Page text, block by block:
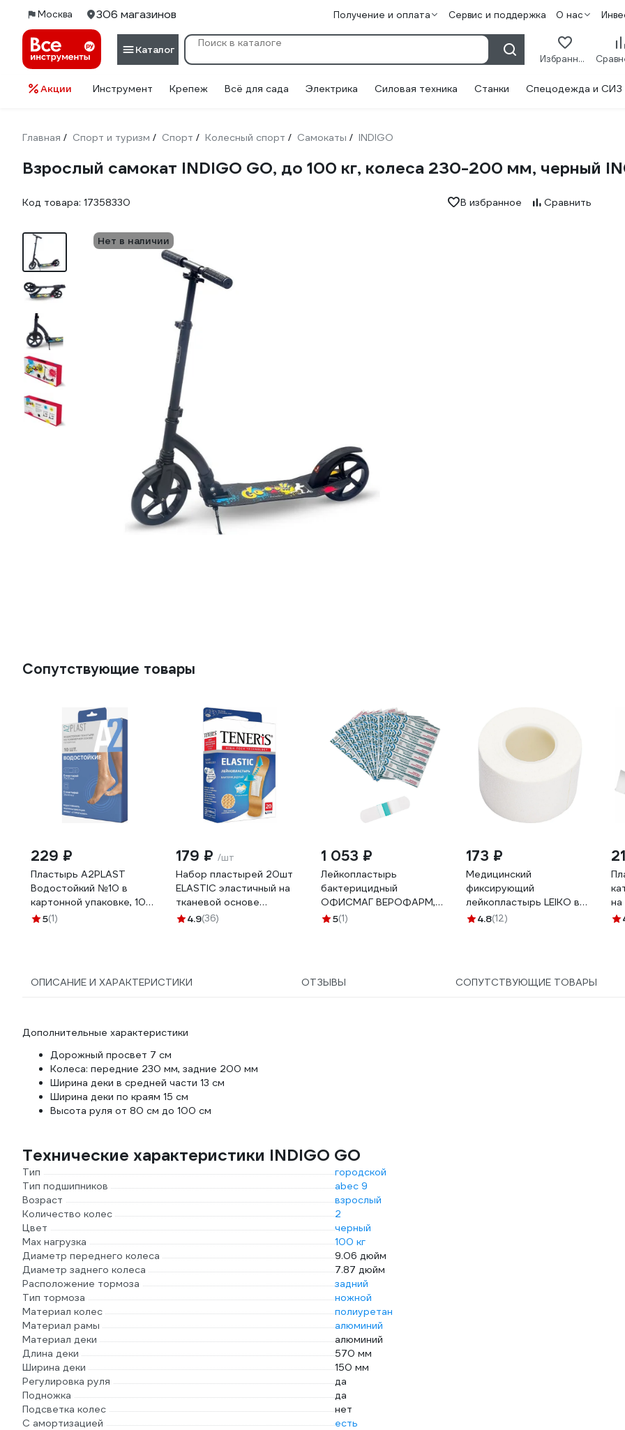
Москва 306 магазинов Получение и оплата Сервис и поддержка О нас
Каталог
Избранное
Акции Инструмент Крепеж Всё для сада Электрика Силовая техника Станки Спецодежда и СИЗ
Главная / Спорт и туризм / Спорт / Колесный спорт / Самокаты / INDIGO
Взрослый самокат INDIGO GO, до 100 кг, колеса 230-200 мм, черный
Код товара: 17358330 В избранное Сравнить
Нет в наличии
Сопутствующие товары
229 ₽
Пластырь A2PLAST
Водостойкий №10 в
картонной упаковке, 10
шт. 11434
5(1)
179 ₽ /шт
Набор пластырей 20шт
ELASTIC эластичный на
тканевой основе
бактерицидный с ионами
4.9(36)
1 053 ₽
Лейкопластырь
бактерицидный
ОФИСМАГ ВЕРОФАРМ,
2,5х7,2 см. тканевая
5(1)
173 ₽
Медицинский
фиксирующий
лейкопластырь LEIKO в
рулоне 3x500 см на
4.8(12)
на
ОПИСАНИЕ И ХАРАКТЕРИСТИКИ ОТЗЫВЫ СОПУТСТВУЮЩИЕ ТОВАРЫ
Дополнительные характеристики
Дорожный просвет 7 см
Колеса: передние 230 мм, задние 200 мм
Ширина деки в средней части 13 см
Ширина деки по краям 15 см
Высота руля от 80 см до 100 см
Технические характеристики INDIGO GO
Тип
городской
Тип подшипников
abec 9
Возраст
взрослый
Количество колес
2
Цвет
черный
Max нагрузка
100 кг
Диаметр переднего колеса
9.06 дюйм
Диаметр заднего колеса
7.87 дюйм
Расположение тормоза
задний
Тип тормоза
ножной
Материал колес
полиуретан
Материал рамы
алюминий
Материал деки
алюминий
Длина деки
570 мм
Ширина деки
150 мм
Регулировка руля
да
Подножка
да
Подсветка колес
нет
С амортизацией
есть